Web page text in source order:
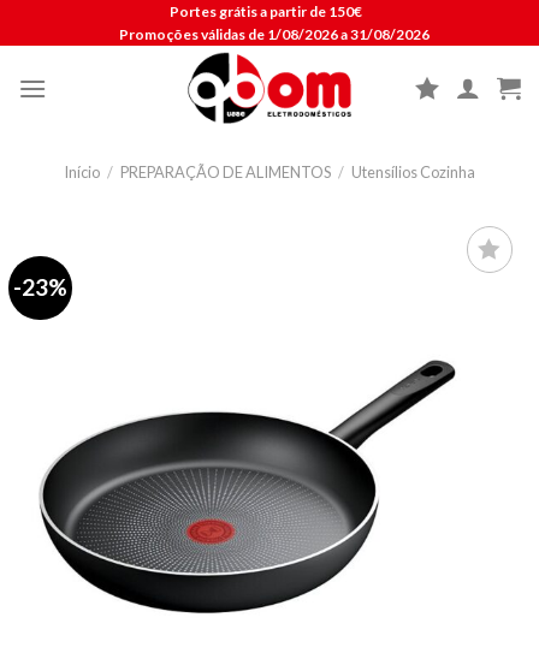
to
Portes grátis a partir de 150€
Promoções válidas de 1/08/2026 a 31/08/2026
Início / PREPARAÇÃO DE ALIMENTOS / Utensílios Cozinha
-23%
compras